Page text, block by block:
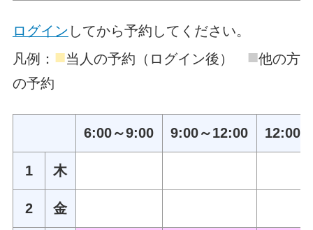
ログイン してから予約してください。
凡例： ■当人の予約（ログイン後） ■他の方
の予約
6:00～9:00 9:00～12:00 12:00
1 木
2 金